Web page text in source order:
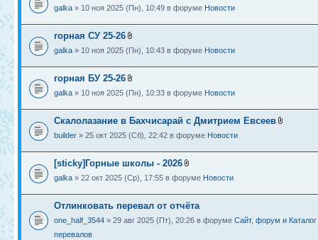
galka » 10 ноя 2025 (Пн), 10:49 в форуме Новости
горная СУ 25-26
galka » 10 ноя 2025 (Пн), 10:43 в форуме Новости
горная БУ 25-26
galka » 10 ноя 2025 (Пн), 10:33 в форуме Новости
Скалолазание в Бахчисарай с Дмитрием Евсеев
builder » 25 окт 2025 (Сб), 22:42 в форуме Новости
[sticky]Горные школы - 2026
galka » 22 окт 2025 (Ср), 17:55 в форуме Новости
Отлинковать перевал от отчёта
one_half_3544 » 29 авг 2025 (Пт), 20:26 в форуме Сайт, форум и Каталог
перевалов